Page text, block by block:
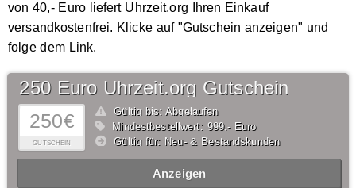
von 40,- Euro liefert Uhrzeit.org Ihren Einkauf
versandkostenfrei. Klicke auf "Gutschein anzeigen" und
folge dem Link.
250€
GUTSCHEIN
250 Euro Uhrzeit.org Gutschein
Gültig bis: Abgelaufen
Mindestbestellwert: 999,- Euro
Gültig für: Neu- & Bestandskunden
Anzeigen